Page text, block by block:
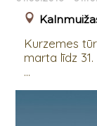
Kurzemes
marta līdz
...